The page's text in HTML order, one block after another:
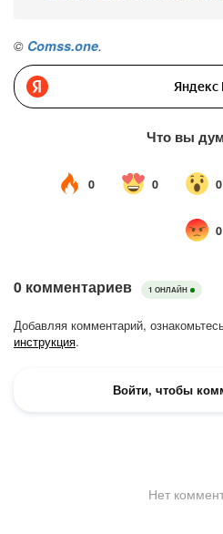
© Comss.one.